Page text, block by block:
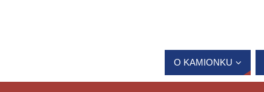
O KAMIONKU